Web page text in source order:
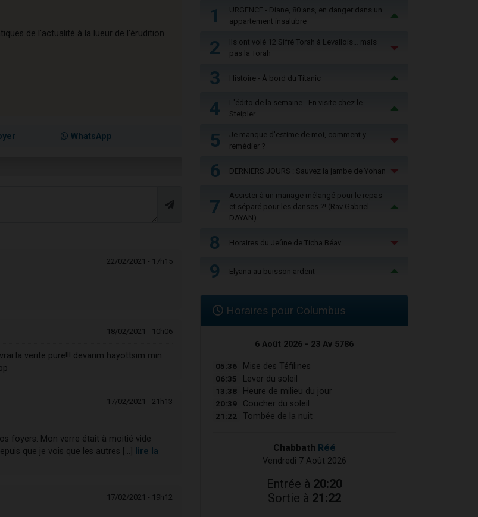
de l'actualité à la lueur de l'érudition
WhatsApp
22/02/2021 - 17h15
18/02/2021 - 10h06
la verite pure!!! devarim hayottsim min
17/02/2021 - 21h13
foyers. Mon verre était à moitié vide
que je vois que les autres [...]
lire la
17/02/2021 - 19h12
1
URGENCE - Diane, 80 ans, en danger dans un
appartement insalubre
2
Ils ont volé 12 Sifré Torah à Levallois… mais
pas la Torah
3 Histoire - À bord du Titanic
4
L'édito de la semaine - En visite chez le
Steipler
5
Je manque d'estime de moi, comment y
remédier ?
6 DERNIERS JOURS : Sauvez la jambe de Yohan
7
Assister à un mariage mélangé pour le repas
et séparé pour les danses ?! (Rav Gabriel
DAYAN)
8 Horaires du Jeûne de Ticha Béav
9 Elyana au buisson ardent
Horaires pour Columbus
6 Août 2026 - 23 Av 5786
05:36 Mise des Téfilines
06:35 Lever du soleil
13:38 Heure de milieu du jour
20:39 Coucher du soleil
21:22 Tombée de la nuit
Chabbath Réé
Vendredi 7 Août 2026
Entrée à 20:20
Sortie à 21:22